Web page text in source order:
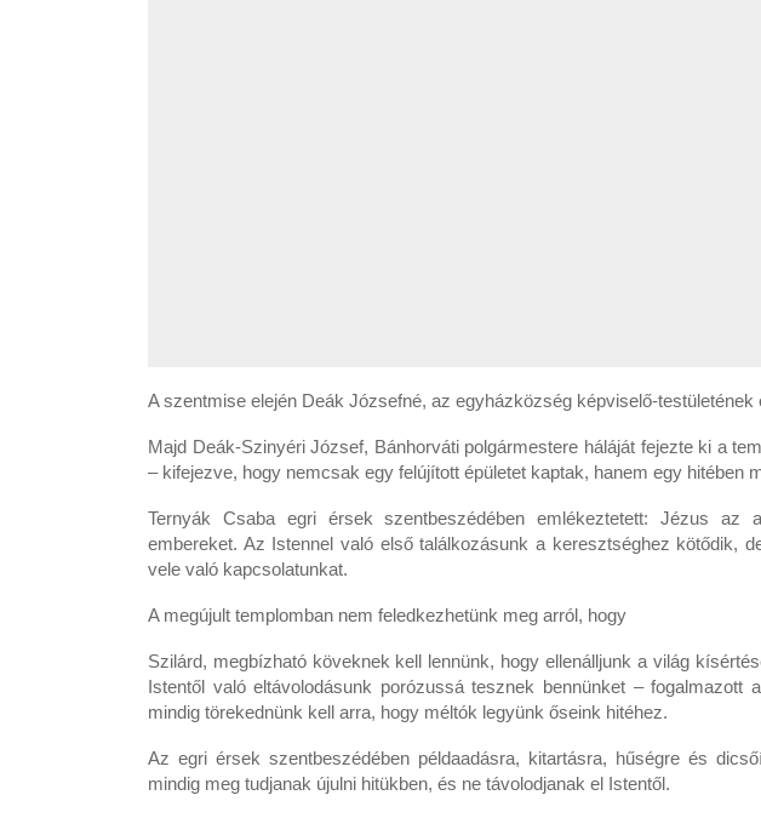
A szentmise elején Deák Józsefné, az egyházközség képviselő-
Majd Deák-Szinyéri József, Bánhorváti polgármestere háláját fejezte ki a
– kifejezve, hogy nemcsak egy felújított épületet kaptak, hanem egy hitében
Ternyák Csaba egri érsek szentbeszédében emlékeztetett: Jézus
embereket. Az Istennel való első találkozásunk a keresztséghez kötődik,
vele való kapcsolatunkat.
A megújult templomban nem feledkezhetünk meg arról, hogy
Szilárd, megbízható köveknek kell lennünk, hogy ellenálljunk a világ
Istentől való eltávolodásunk porózussá tesznek bennünket – fogalmazott
mindig törekednünk kell arra, hogy méltók legyünk őseink hitéhez.
Az egri érsek szentbeszédében példaadásra, kitartásra, hűségre és
mindig meg tudjanak újulni hitükben, és ne távolodjanak el Istentől.